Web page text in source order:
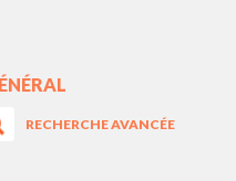
RECHERCHE AVANCÉE